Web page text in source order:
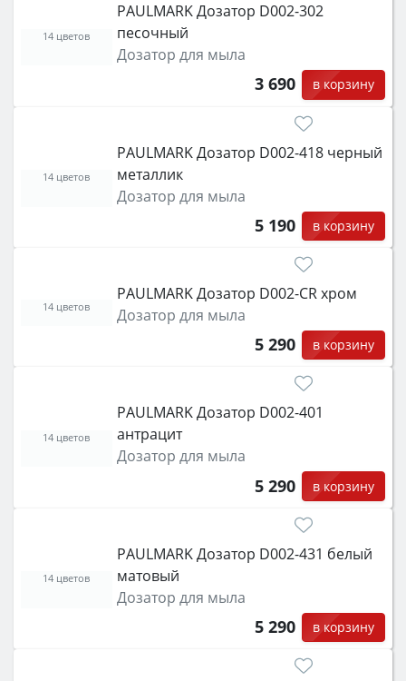
PAULMARK Дозатор D002-302
песочный
Дозатор для мыла
3 690 в корзину
14 цветов
PAULMARK Дозатор D002-418 черный
металлик
Дозатор для мыла
5 190 в корзину
14 цветов
PAULMARK Дозатор D002-CR хром
Дозатор для мыла
5 290 в корзину
14 цветов
PAULMARK Дозатор D002-401
антрацит
Дозатор для мыла
5 290 в корзину
14 цветов
PAULMARK Дозатор D002-431 белый
матовый
Дозатор для мыла
5 290 в корзину
14 цветов